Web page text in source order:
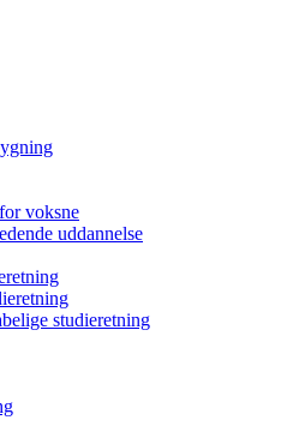
voksne
uddannelse
studieretning